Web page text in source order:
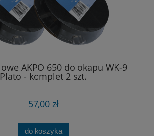
AKPO 650 do okapu WK-9
Plato - komplet 2 szt.
57,00 zł
do koszyka